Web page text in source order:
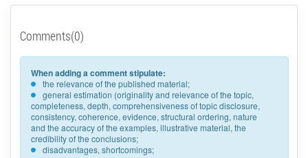
Comments(0)
When adding a comment stipulate:
the relevance of the published material;
general estimation (originality and relevance of the topic,
completeness, depth, comprehensiveness of topic disclosure,
consistency, coherence, evidence, structural ordering, nature
and the accuracy of the examples, illustrative material, the
credibility of the conclusions;
disadvantages, shortcomings;